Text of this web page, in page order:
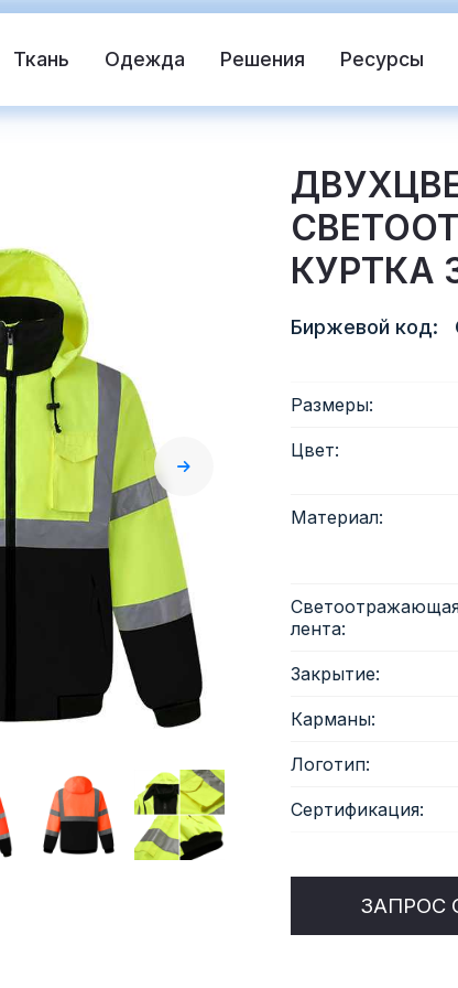
Ткань Одежда Решения Ресурсы
ткань
материал Светоотражающий
ткань
КУРТКА
Биржевой код:
Размеры:
Цвет:
Материал:
лента:
Закрытие:
Карманы:
Логотип:
Сертификация:
ЗАПРОС